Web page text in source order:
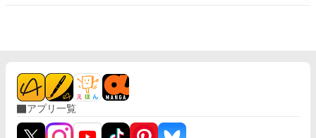
アプリ一覧